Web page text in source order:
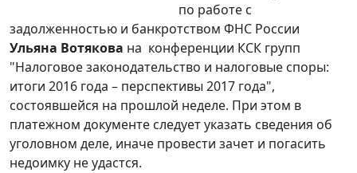
по работе с
задолженностью и банкротством ФНС России
Ульяна Вотякова на конференции КСК групп
"Налоговое законодательство и налоговые споры:
итоги 2016 года – перспективы 2017 года",
состоявшейся на прошлой неделе. При этом в
платежном документе следует указать сведения об
уголовном деле, иначе провести зачет и погасить
недоимку не удастся.